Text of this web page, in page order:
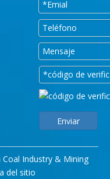
Enviar
Industry & Mining
del sitio